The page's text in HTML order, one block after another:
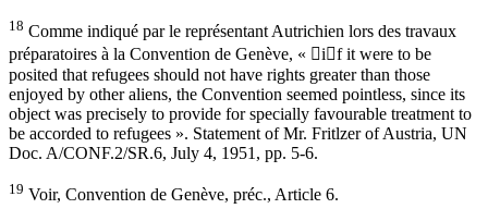
18 Comme indiqué par le représentant Autrichien lors des travaux
préparatoires à la Convention de Genève, « if it were to be
posited that refugees should not have rights greater than those
enjoyed by other aliens, the Convention seemed pointless, since its
object was precisely to provide for specially favourable treatment to
be accorded to refugees ». Statement of Mr. Fritlzer of Austria, UN
Doc. A/CONF.2/SR.6, July 4, 1951, pp. 5-6.
19 Voir, Convention de Genève, préc., Article 6.